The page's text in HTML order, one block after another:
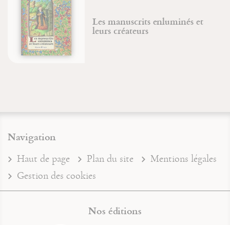
Les manuscrits enluminés et
leurs créateurs
Navigation
Haut de page Plan du site
Mentions légales
Gestion des cookies
Nos éditions